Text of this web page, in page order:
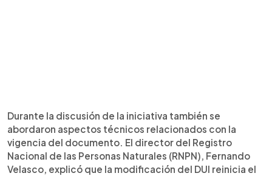
Durante la discusión de la iniciativa también se
abordaron aspectos técnicos relacionados con la
vigencia del documento. El director del Registro
Nacional de las Personas Naturales (RNPN), Fernando
Velasco, explicó que la modificación del DUI reinicia el